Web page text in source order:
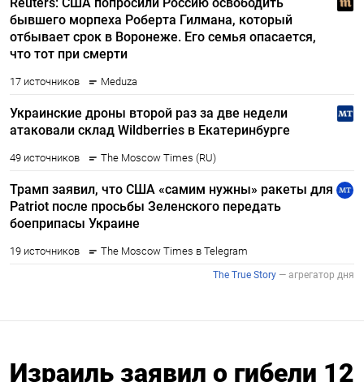
Израиль заявил о гибели 12